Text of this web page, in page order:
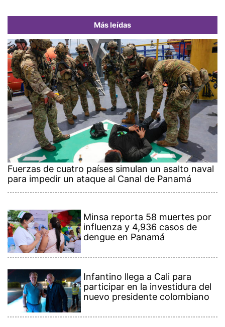
Más leídas
Fuerzas de cuatro países simulan un asalto naval
para impedir un ataque al Canal de Panamá
Minsa reporta 58 muertes por
influenza y 4,936 casos de
dengue en Panamá
Infantino llega a Cali para
participar en la investidura del
nuevo presidente colombiano